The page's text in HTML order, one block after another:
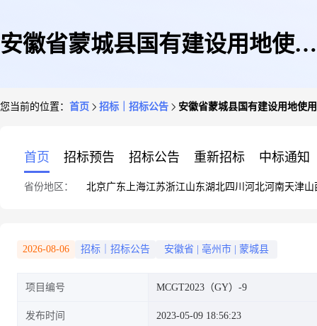
安徽省蒙城县国有建设用地使用
您当前的位置： 首页 招标｜招标公告 安徽省蒙城县国有建设用地使
首页 招标预告 招标公告 重新招标 中标通知
省份地区： 北京广东 上海江苏浙江山东湖北四川 河北河南天津山
2026-08-06 招标｜招标公告 安徽省 亳州市 蒙城县
项目编号 MCGT2023（GY）-9
发布时间 2023-05-09 18:56:23